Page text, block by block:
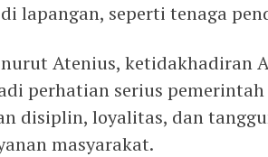
lapangan, seperti tenaga
Atenius, ketidakhadiran
perhatian serius pemerintah
disiplin, loyalitas, dan
masyarakat.